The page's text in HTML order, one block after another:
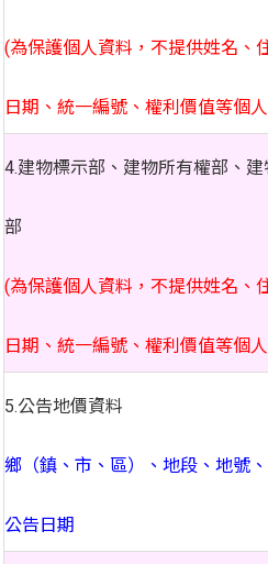
(為保護個人資料，不提供姓名、
日期、統一編號、權利價值等個
4.建物標示部、建物所有權部、建
部
(為保護個人資料，不提供姓名、
日期、統一編號、權利價值等個
5.公告地價資料
鄉（鎮、市、區）、地段、地號
公告日期